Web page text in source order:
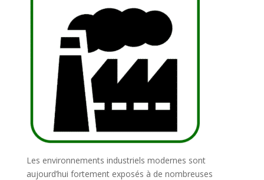
Les environnements industriels modernes sont
aujourd’hui fortement exposés à de nombreuses